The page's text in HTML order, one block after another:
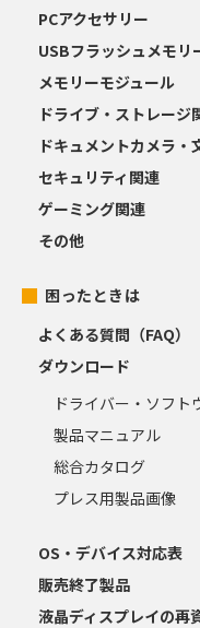
PCアクセサリー
USBフラッシュメモリ
メモリーモジュール
ドライブ・ストレージ
ドキュメントカメラ・
セキュリティ関連
ゲーミング関連
その他
困ったときは
よくある質問（FAQ）
ダウンロード
ドライバー・ソフト
製品マニュアル
総合カタログ
プレス用製品画像
OS・デバイス対応表
販売終了製品
液晶ディスプレイの再